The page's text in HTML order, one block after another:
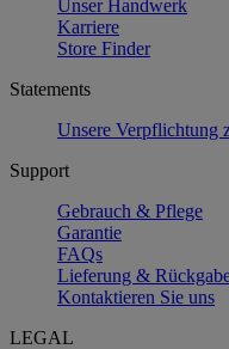
Unser Handwerk
Karriere
Store Finder
Statements
Unsere Verpflichtung
Support
Gebrauch & Pflege
Garantie
FAQs
Lieferung &
Kontaktieren Sie uns
LEGAL